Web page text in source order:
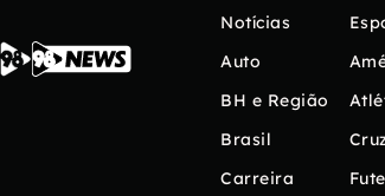
Notícias
Auto
BH e Região
Brasil
Carreira